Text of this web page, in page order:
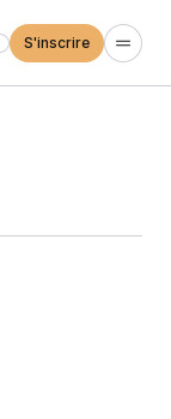
S'inscrire